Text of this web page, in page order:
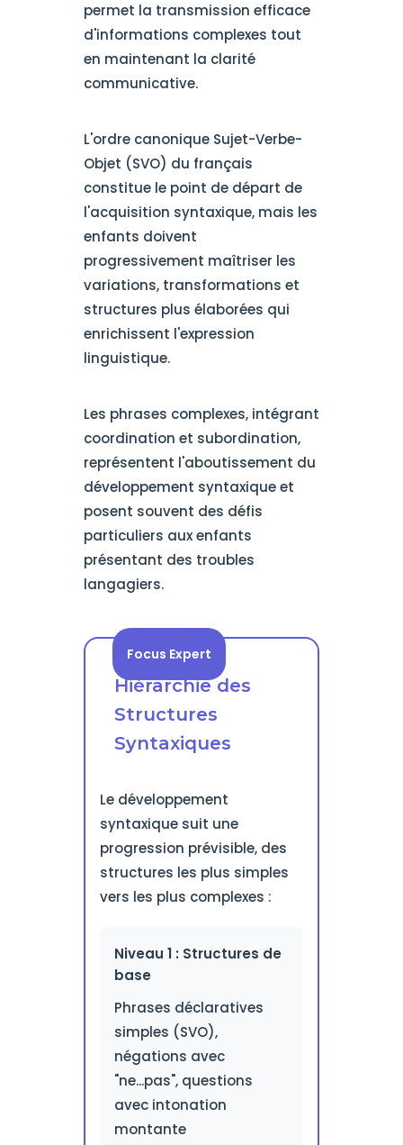
permet la transmission efficace
d'informations complexes tout
en maintenant la clarité
communicative.
L'ordre canonique Sujet-Verbe-
Objet (SVO) du français
constitue le point de départ de
l'acquisition syntaxique, mais les
enfants doivent
progressivement maîtriser les
variations, transformations et
structures plus élaborées qui
enrichissent l'expression
linguistique.
Les phrases complexes, intégrant
coordination et subordination,
représentent l'aboutissement du
développement syntaxique et
posent souvent des défis
particuliers aux enfants
présentant des troubles
langagiers.
Focus Expert
Hiérarchie des
Structures
Syntaxiques
Le développement
syntaxique suit une
progression prévisible, des
structures les plus simples
vers les plus complexes :
Niveau 1 : Structures de
base
Phrases déclaratives
simples (SVO),
négations avec
"ne...pas", questions
avec intonation
montante